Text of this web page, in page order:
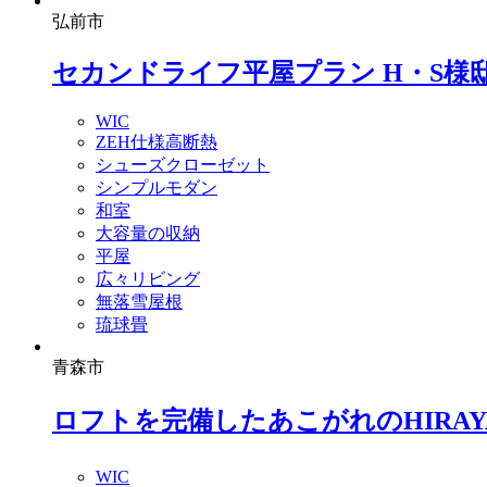
弘前市
セカンドライフ平屋プラン H・S様
WIC
ZEH仕様高断熱
シューズクローゼット
シンプルモダン
和室
大容量の収納
平屋
広々リビング
無落雪屋根
琉球畳
青森市
ロフトを完備したあこがれの
WIC